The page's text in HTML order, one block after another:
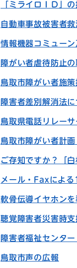
「ミライロＩＤ」
自動車事故被害者
情報機器コミュー
障がい者虐待防止
鳥取市障がい者施
障害者差別解消法に
鳥取県電話リレー
鳥取市障がい者計
ご存知ですか？「白
メール・Faxによ
軟骨伝導イヤホン
聴覚障害者災害時
障害者福祉センタ
鳥取市声の広報